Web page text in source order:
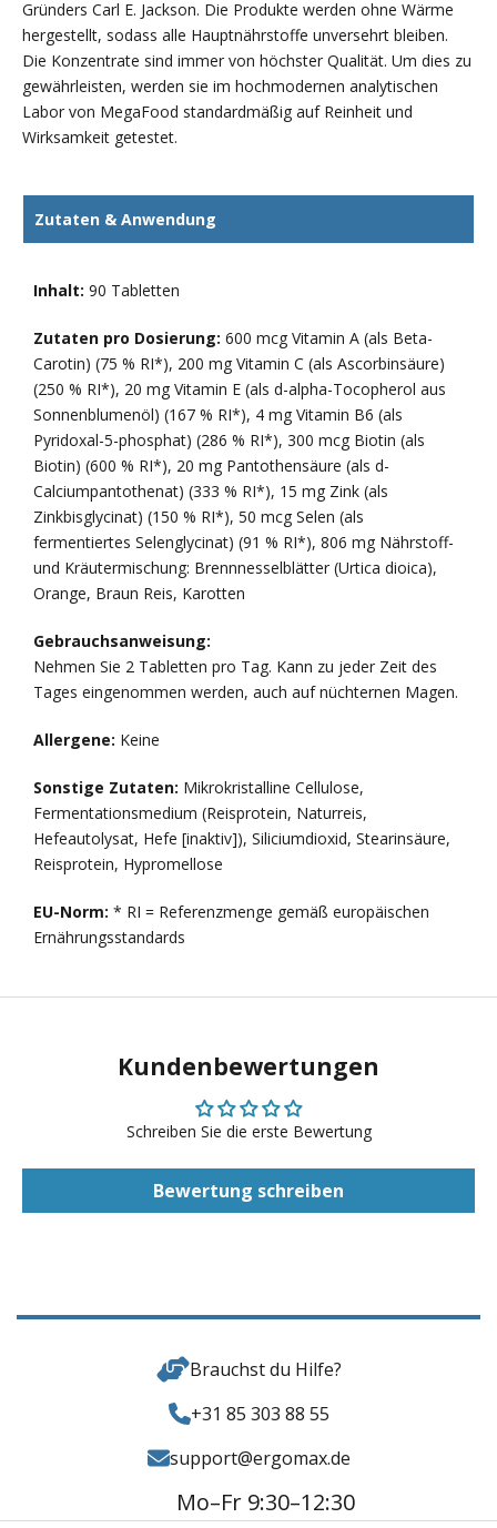
Gründers Carl E. Jackson. Die Produkte werden ohne Wärme
hergestellt, sodass alle Hauptnährstoffe unversehrt bleiben.
Die Konzentrate sind immer von höchster Qualität. Um dies zu
gewährleisten, werden sie im hochmodernen analytischen
Labor von MegaFood standardmäßig auf Reinheit und
Wirksamkeit getestet.
Zutaten & Anwendung
Inhalt: 90 Tabletten
Zutaten pro Dosierung: 600 mcg Vitamin A (als Beta-
Carotin) (75 % RI*), 200 mg Vitamin C (als Ascorbinsäure)
(250 % RI*), 20 mg Vitamin E (als d-alpha-Tocopherol aus
Sonnenblumenöl) (167 % RI*), 4 mg Vitamin B6 (als
Pyridoxal-5-phosphat) (286 % RI*), 300 mcg Biotin (als
Biotin) (600 % RI*), 20 mg Pantothensäure (als d-
Calciumpantothenat) (333 % RI*), 15 mg Zink (als
Zinkbisglycinat) (150 % RI*), 50 mcg Selen (als
fermentiertes Selenglycinat) (91 % RI*), 806 mg Nährstoff-
und Kräutermischung: Brennnesselblätter (Urtica dioica),
Orange, Braun Reis, Karotten
Gebrauchsanweisung:
Nehmen Sie 2 Tabletten pro Tag. Kann zu jeder Zeit des
Tages eingenommen werden, auch auf nüchternen Magen.
Allergene: Keine
Sonstige Zutaten: Mikrokristalline Cellulose,
Fermentationsmedium (Reisprotein, Naturreis,
Hefeautolysat, Hefe [inaktiv]), Siliciumdioxid, Stearinsäure,
Reisprotein, Hypromellose
EU-Norm: * RI = Referenzmenge gemäß europäischen
Ernährungsstandards
Kundenbewertungen
Schreiben Sie die erste Bewertung
Bewertung schreiben
Brauchst du Hilfe?
+31 85 303 88 55
support@ergomax.de
Mo–Fr 9:30–12:30